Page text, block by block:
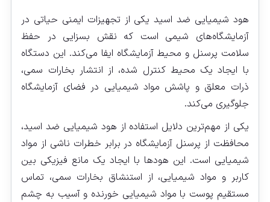
هود شیمیایی ضد اسید یکی از تجهیزات ایمنی حیاتی در
آزمایشگاه‌های شیمی است که نقش بسزایی در حفظ
سلامت پرسنل و محیط آزمایشگاه ایفا می‌کند. این دستگاه
با ایجاد یک محیط کنترل شده، از انتشار بخارات سمی،
ذرات معلق و پاشش مواد شیمیایی در فضای آزمایشگاه
جلوگیری می‌کند.
یکی از مهم‌ترین دلایل استفاده از هود شیمیایی ضد اسید،
محافظت از پرسنل آزمایشگاه در برابر خطرات ناشی از مواد
شیمیایی است. این هودها با ایجاد یک مانع فیزیکی بین
کاربر و مواد شیمیایی، از استنشاق بخارات سمی، تماس
مستقیم پوست با مواد شیمیایی خورنده و آسیب به چشم